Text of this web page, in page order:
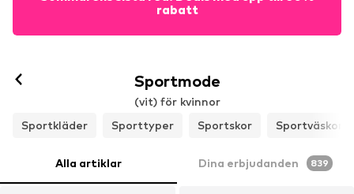
rabatt
Sportmode
(vit) för kvinnor
Sportkläder
Sporttyper Sportskor Sportväskor
Alla artiklar Dina erbjudanden 839